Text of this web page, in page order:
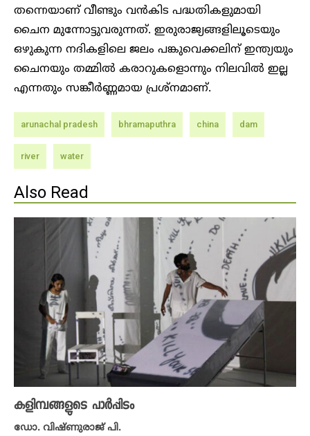
തന്നെയാണ് വീണ്ടും വൻകിട പദ്ധതികളുമായി
ചൈന മുന്നോട്ടുവരുന്നത്. ഇരുരാജ്യങ്ങളിലൂടെയും
ഒഴുകുന്ന നദികളിലെ ജലം പങ്കുവെക്കലിന് ഇന്ത്യയും
ചൈനയും തമ്മില്‍ കരാറുകളൊന്നും നിലവില്‍ ഇല്ല
എന്നതും സങ്കീർണ്ണമായ പ്രശ്നമാണ്.
arunachal pradesh bhramaputhra china dam
river water
Also Read
കളിമ്പങ്ങളുടെ പാർപ്പിടം
ഡോ. വിഷ്ണുരാജ് പി.